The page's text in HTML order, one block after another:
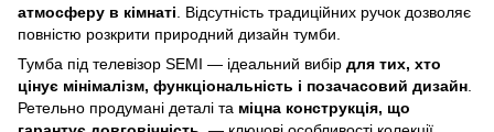
атмосферу в кімнаті . Відсутність традиційних ручок дозволяє
повністю розкрити природний дизайн тумби.
Тумба під телевізор SEMI — ідеальний вибір для тих, хто
цінує мінімалізм, функціональність і позачасовий дизайн
Ретельно продумані деталі та міцна конструкція, що